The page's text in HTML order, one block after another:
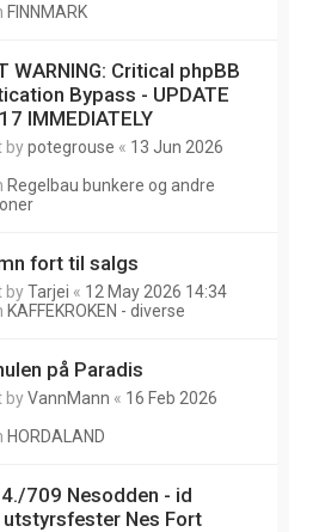
FINNMARK
WARNING: Critical phpBB
Bypass - UPDATE
IMMEDIATELY
bypotegrouse « 13 Jun 2026
Regelbau bunkere og andre
fort til salgs
byTarjei « 12 May 2026 14:34
KAFFEKROKEN - diverse
på Paradis
byVannMann « 16 Feb 2026
HORDALAND
4./709 Nesodden - id
utstyrsfester Nes Fort